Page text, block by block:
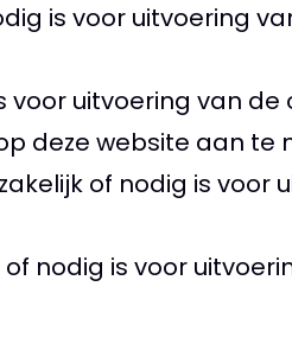
is voor uitvoering
uitvoering van de
deze website aan te
of nodig is voor
nodig is voor